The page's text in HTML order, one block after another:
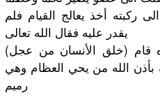
ركبته أخذ يعالج القيام فلم
يقدر عليه فقال الله تعالى
(خلق الأنسان من عجل) فلما عمت الروح سائر جسده قام
الله من يحي العظام وهي
رميم